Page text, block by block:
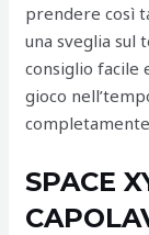
prendere così
una sveglia sul
consiglio facile
gioco
SPACE